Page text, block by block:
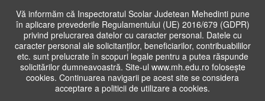
Vă informăm că Inspectoratul Scolar Judetean Mehedinti pune
în aplicare prevederile Regulamentului (UE) 2016/679 (GDPR)
privind prelucrarea datelor cu caracter personal. Datele cu
caracter personal ale solicitanților, beneficiarilor, contribuabililor
etc. sunt prelucrate în scopuri legale pentru a putea răspunde
solicitărilor dumneavoastră. Site-ul www.mh.edu.ro folosește
cookies. Continuarea navigarii pe acest site se considera
acceptare a politicii de utilizare a cookies.
Cauta
in
siteAcasa Cadre Didactice